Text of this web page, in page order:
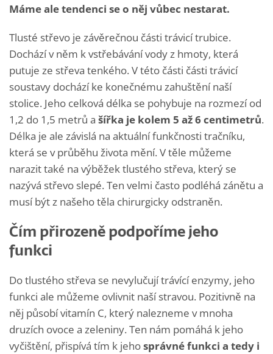
Máme ale tendenci se o něj vůbec nestarat.
Tlusté střevo je závěrečnou části trávicí trubice.
Dochází v něm k vstřebávání vody z hmoty, která
putuje ze střeva tenkého. V této části části trávicí
soustavy dochází ke konečnému zahuštění naší
stolice. Jeho celková délka se pohybuje na rozmezí od
1,2 do 1,5 metrů a šířka je kolem 5 až 6 centimetrů.
Délka je ale závislá na aktuální funkčnosti tračníku,
která se v průběhu života mění. V těle můžeme
narazit také na výběžek tlustého střeva, který se
nazývá střevo slepé. Ten velmi často podléhá zánětu a
musí být z našeho těla chirurgicky odstraněn.
Čím přirozeně podpoříme jeho
funkci
Do tlustého střeva se nevylučují trávící enzymy, jeho
funkci ale můžeme ovlivnit naší stravou. Pozitivně na
něj působí vitamín C, který nalezneme v mnoha
druzích ovoce a zeleniny. Ten nám pomáhá k jeho
vyčištění, přispívá tím k jehosprávné funkci a tedy i